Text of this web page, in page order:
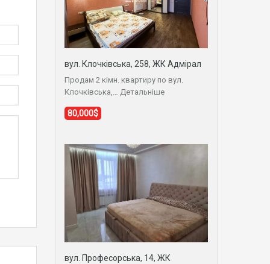
вул. Клочківська, 258, ЖК Адмірал
Продам 2 кімн. квартиру по вул.
Клочківська,…
Детальніше
80,000$
вул. Професорська, 14, ЖК